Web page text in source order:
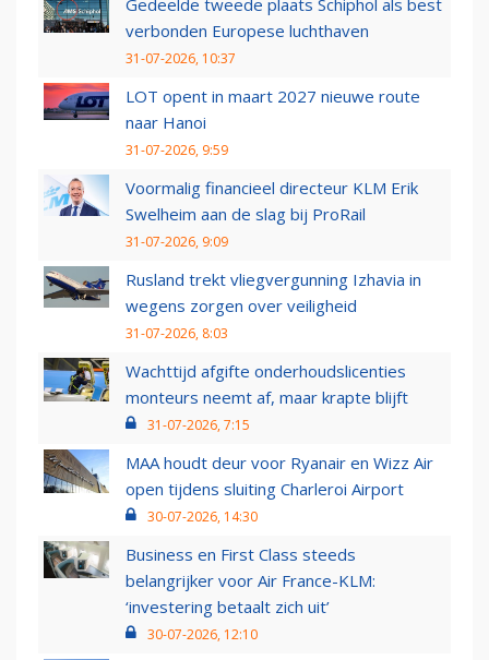
Gedeelde tweede plaats Schiphol als best
verbonden Europese luchthaven
31-07-2026, 10:37
LOT opent in maart 2027 nieuwe route
naar Hanoi
31-07-2026, 9:59
Voormalig financieel directeur KLM Erik
Swelheim aan de slag bij ProRail
31-07-2026, 9:09
Rusland trekt vliegvergunning Izhavia in
wegens zorgen over veiligheid
31-07-2026, 8:03
Wachttijd afgifte onderhoudslicenties
monteurs neemt af, maar krapte blijft
31-07-2026, 7:15
MAA houdt deur voor Ryanair en Wizz Air
open tijdens sluiting Charleroi Airport
30-07-2026, 14:30
Business en First Class steeds
belangrijker voor Air France-KLM:
‘investering betaalt zich uit’
30-07-2026, 12:10